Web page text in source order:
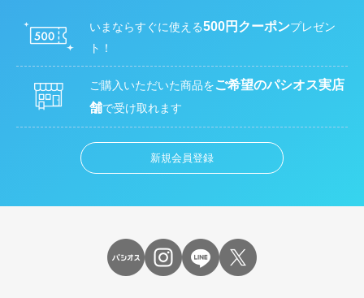
いまならすぐに使える500円クーポンプレゼン
ト！
ご購入いただいた商品をご希望のパシオス実店
舗で受け取れます
新規会員登録